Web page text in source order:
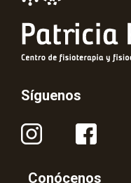
Síguenos
Conócenos